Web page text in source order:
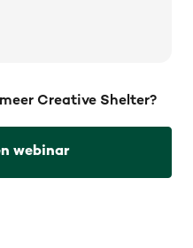
Creative Shelter?
webinar